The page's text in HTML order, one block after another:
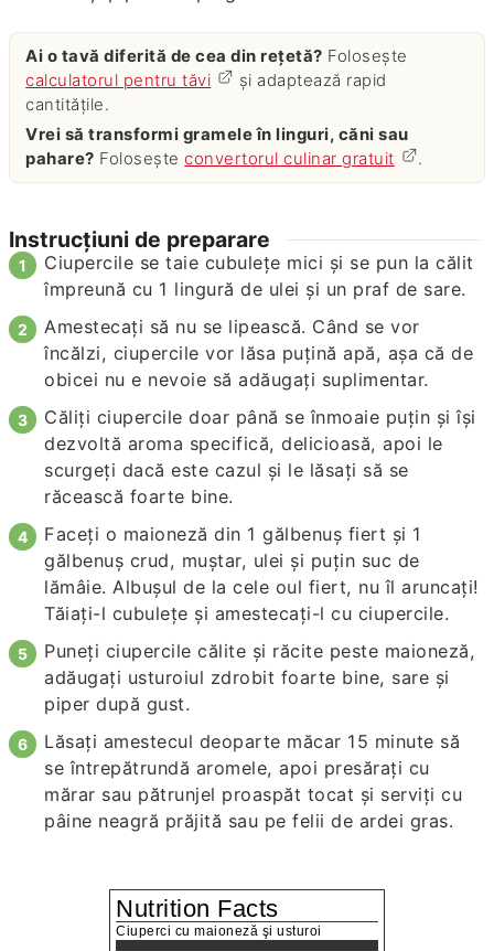
Ai o tavă diferită de cea din rețetă? Folosește
calculatorul pentru tăvi
și adaptează rapid
cantitățile.
Vrei să transformi gramele în linguri, căni sau
pahare? Foloseșteconvertorul culinar gratuit .
Instrucțiuni de preparare
Ciupercile se taie cubuleţe mici şi se pun la călit
împreună cu 1 lingură de ulei şi un praf de sare.
Amestecaţi să nu se lipească. Când se vor
încălzi, ciupercile vor lăsa puţină apă, aşa că de
obicei nu e nevoie să adăugaţi suplimentar.
Căliţi ciupercile doar până se înmoaie puţin şi îşi
dezvoltă aroma specifică, delicioasă, apoi le
scurgeţi dacă este cazul şi le lăsaţi să se
răcească foarte bine.
Faceţi o maioneză din 1 gălbenuş fiert şi 1
gălbenuş crud, muștar, ulei și puţin suc de
lămâie. Albuşul de la cele oul fiert, nu îl aruncaţi!
Tăiaţi-l cubuleţe şi amestecaţi-l cu ciupercile.
Puneţi ciupercile călite şi răcite peste maioneză,
adăugaţi usturoiul zdrobit foarte bine, sare şi
piper după gust.
Lăsaţi amestecul deoparte măcar 15 minute să
se întrepătrundă aromele, apoi presăraţi cu
mărar sau pătrunjel proaspăt tocat şi serviţi cu
pâine neagră prăjită sau pe felii de ardei gras.
Nutrition Facts
Ciuperci cu maioneză şi usturoi